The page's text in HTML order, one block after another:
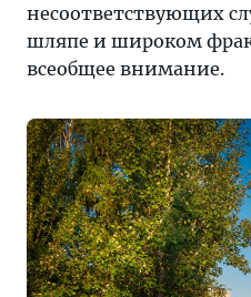
несоответствующих
шляпе и широком
всеобщее внимание.